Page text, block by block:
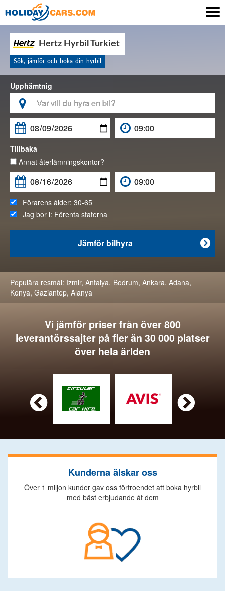
Hertz Hyrbil Turkiet
Sök, jämför och boka din hyrbil
Upphämtnig


Tillbaka
Annat återlämningskontor?
Förarens ålder: 30-65
Jag bor i: Förenta staterna

Jämför bilhyra
Populära resmål: Izmir, Antalya, Bodrum, Ankara, Adana,
Konya, Gaziantep, Alanya
Vi jämför priser från över 800
leverantörssajter på fler än 30 000 platser
över hela ärlden
 
Kunderna älskar oss
Över 1 miljon kunder gav oss förtroendet att boka hyrbil
med bäst erbjudande åt dem